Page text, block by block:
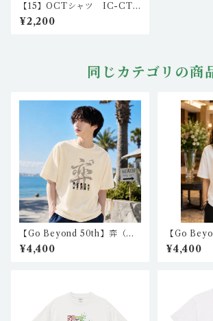
【15】OCTシャツ IC-CT-
N201,2（2カラー）
¥2,200
同じカテゴリの商
【Go Beyond 50th】弈（え
き）リラックスフィットシャ
ツ（アイボリー）
¥4,400
【Go
リラックス
（ホワイ
¥4,400